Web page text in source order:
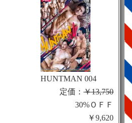
HUNTMAN 004
定価： ￥13,750
30%ＯＦＦ
￥9,620